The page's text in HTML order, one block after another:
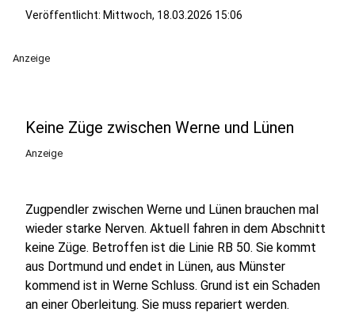
Veröffentlicht: Mittwoch, 18.03.2026 15:06
Anzeige
Keine Züge zwischen Werne und Lünen
Anzeige
Zugpendler zwischen Werne und Lünen brauchen mal
wieder starke Nerven. Aktuell fahren in dem Abschnitt
keine Züge. Betroffen ist die Linie RB 50. Sie kommt
aus Dortmund und endet in Lünen, aus Münster
kommend ist in Werne Schluss. Grund ist ein Schaden
an einer Oberleitung. Sie muss repariert werden.